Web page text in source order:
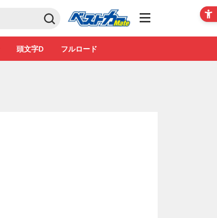
Club
頭文字D フルロード